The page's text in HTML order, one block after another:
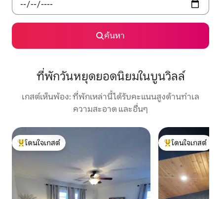
ค้นหา
ที่พักวันหยุดยอดนิยมในบูนวิลล์
เกสต์เห็นพ้อง: ที่พักเหล่านี้ได้รับคะแนนสูงด้านทำเล
ความสะอาด และอื่นๆ
โดนใจเกสต์ที่สุด
โดนใจเกสต์
โดนใจเกสต์ที่สุด
โดนใจเกสต์